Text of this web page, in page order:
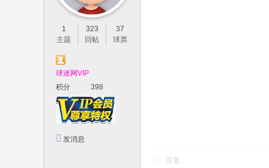
1
主题
323
回帖
37
球票
球迷网VIP
积分
398
发消息
回复